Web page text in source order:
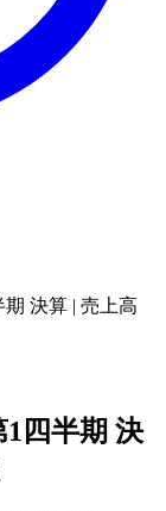
決算 | 売上高
四半期 決